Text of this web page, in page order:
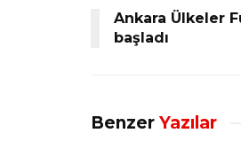
Ankara Ülkeler
başladı
Benzer Yazılar